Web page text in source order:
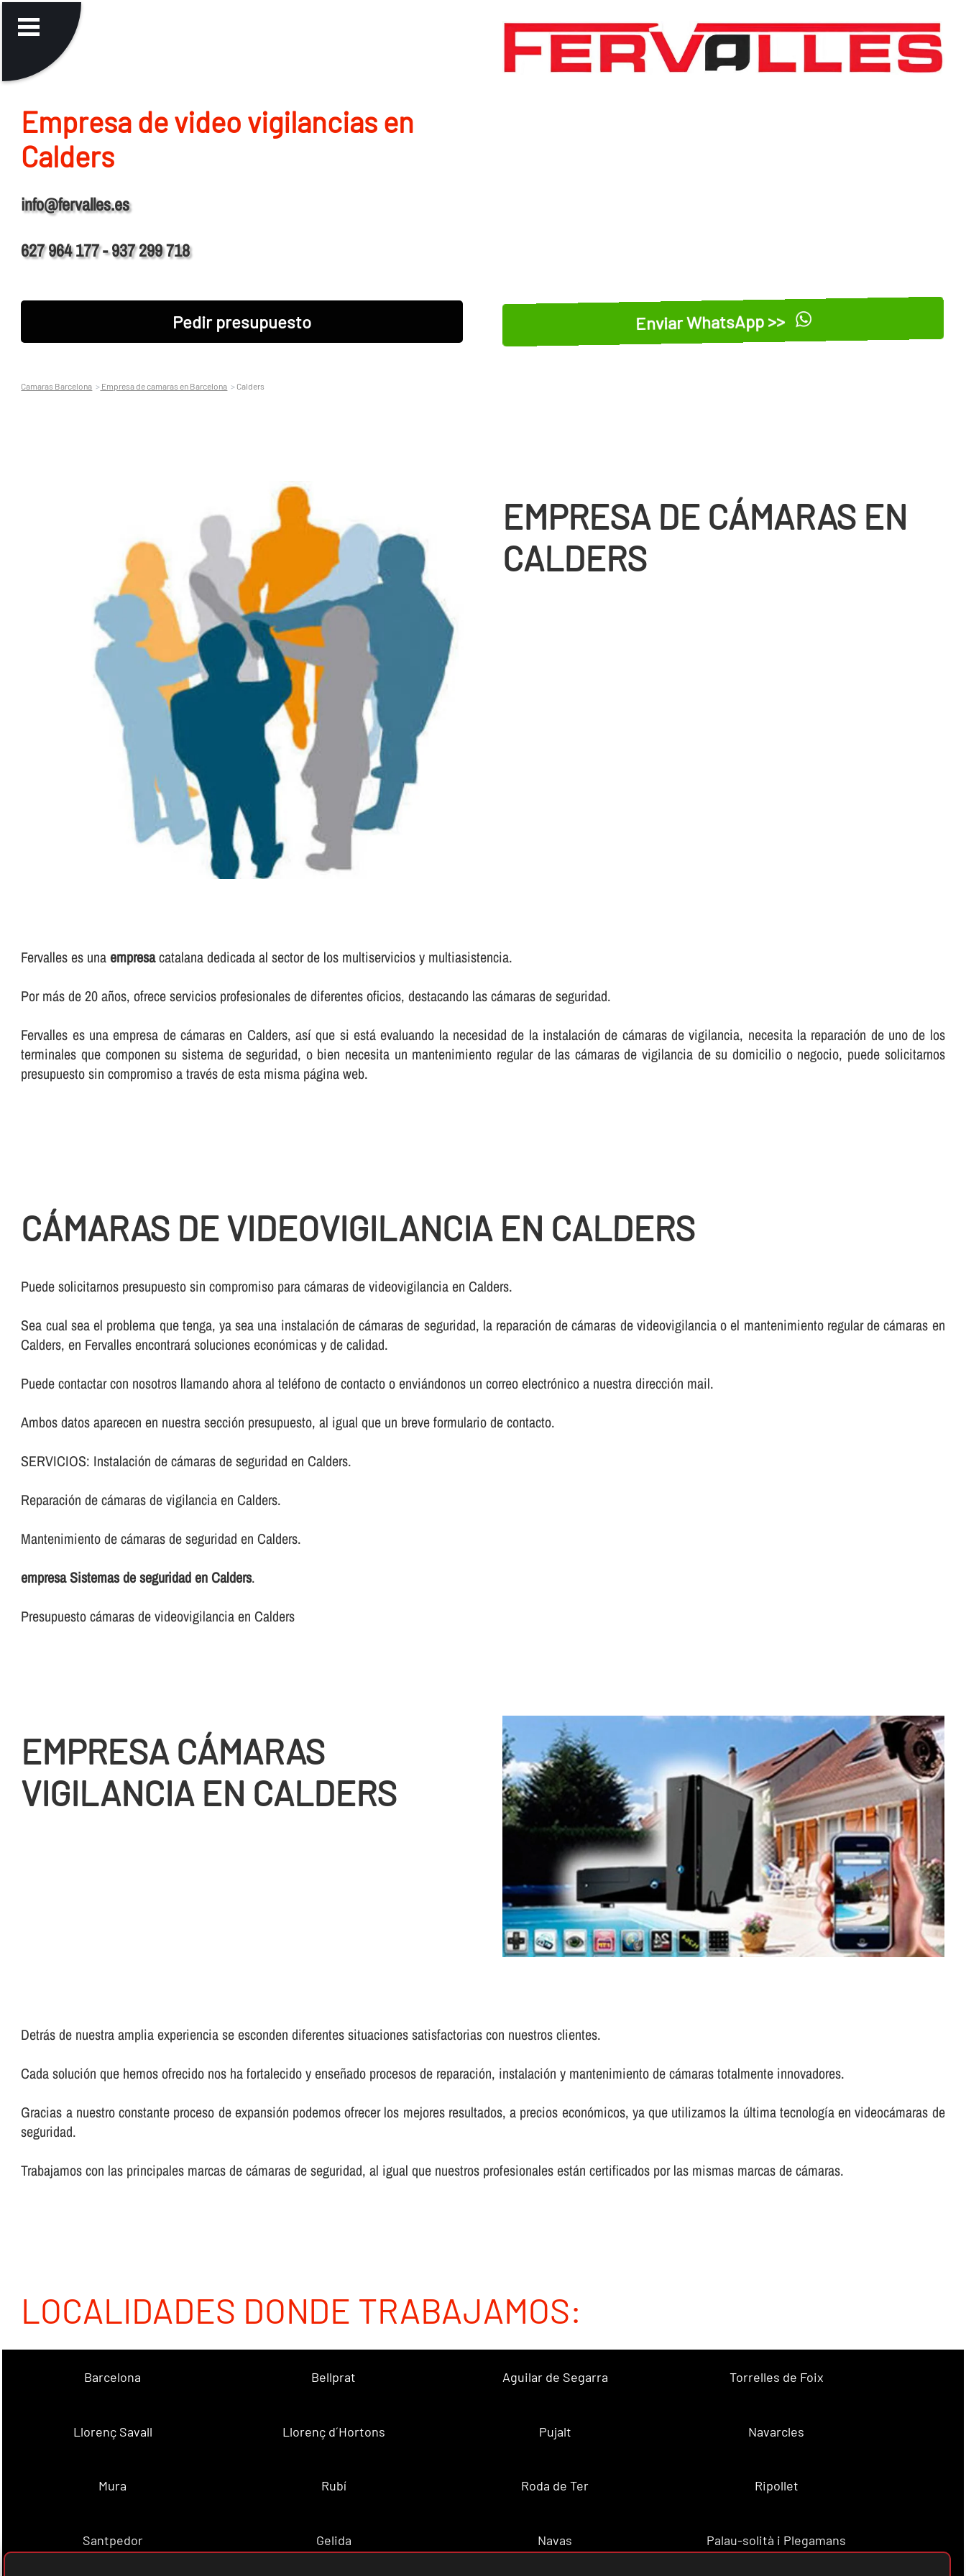
Empresa de video vigilancias en
Calders
info@fervalles.es
627 964 177 - 937 299 718
Pedir presupuesto Enviar WhatsApp >>
Camaras Barcelona Empresa de camaras en Barcelona Calders
EMPRESA DE CÁMARAS EN
CALDERS
Fervalles es unaempresacatalana dedicada al sector de los multiservicios y multiasistencia.
Por más de 20 años, ofrece servicios profesionales de diferentes oficios, destacando las cámaras de seguridad.
Fervalles es una empresa de cámaras en Calders, así­ que si está evaluando la necesidad de la instalación de cámaras de vigilancia, necesita la reparación de uno de los
terminales que componen su sistema de seguridad, o bien necesita un mantenimiento regular de las cámaras de vigilancia de su domicilio o negocio, puede solicitarnos
presupuesto sin compromiso a través de esta misma página web.
CÁMARAS DE VIDEOVIGILANCIA EN CALDERS
Puede solicitarnos presupuesto sin compromiso para cámaras de videovigilancia en Calders.
Sea cual sea el problema que tenga, ya sea una instalación de cámaras de seguridad, la reparación de cámaras de videovigilancia o el mantenimiento regular de cámaras en
Calders, en Fervalles encontrará soluciones económicas y de calidad.
Puede contactar con nosotros llamando ahora al teléfono de contacto o enviándonos un correo electrónico a nuestra dirección mail.
Ambos datos aparecen en nuestra sección presupuesto, al igual que un breve formulario de contacto.
SERVICIOS: Instalación de cámaras de seguridad en Calders.
Reparación de cámaras de vigilancia en Calders.
Mantenimiento de cámaras de seguridad en Calders.
empresa Sistemas de seguridad en Calders.
Presupuesto cámaras de videovigilancia en Calders
EMPRESA CÁMARAS
VIGILANCIA EN CALDERS
Detrás de nuestra amplia experiencia se esconden diferentes situaciones satisfactorias con nuestros clientes.
Cada solución que hemos ofrecido nos ha fortalecido y enseñado procesos de reparación, instalación y mantenimiento de cámaras totalmente innovadores.
Gracias a nuestro constante proceso de expansión podemos ofrecer los mejores resultados, a precios económicos, ya que utilizamos la última tecnologí­a en videocámaras de
seguridad.
Trabajamos con las principales marcas de cámaras de seguridad, al igual que nuestros profesionales están certificados por las mismas marcas de cámaras.
LOCALIDADES DONDE TRABAJAMOS:
Barcelona Bellprat Aguilar de Segarra Torrelles de Foix
Llorenç Savall Llorenç d´Hortons Pujalt Navarcles
Mura Rubí Roda de Ter Ripollet
Santpedor Gelida Navas Palau-solità i Plegamans